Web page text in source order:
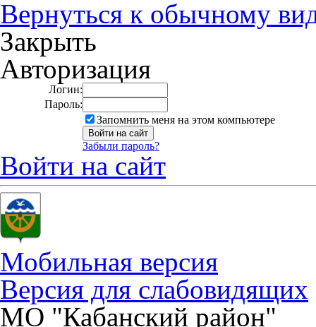
Вернуться к обычному
Закрыть
Авторизация
Логин:
Пароль:
Запомнить меня на этом компьютере
Забыли пароль?
Войти на сайт
Мобильная версия
Версия для слабовидящих
МО "Кабанский район"